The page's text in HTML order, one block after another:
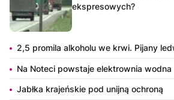
ekspresowych?
2,5 promila alkoholu we krwi. Pijany
Na Noteci powstaje elektrownia wodna
Jabłka krajeńskie pod unijną ochroną